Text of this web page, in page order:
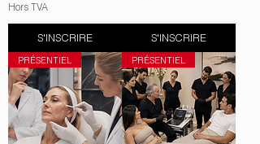
Hors TVA
S'INSCRIRE S'INSCRIRE
PRÉSENTIEL PRÉSENTIEL